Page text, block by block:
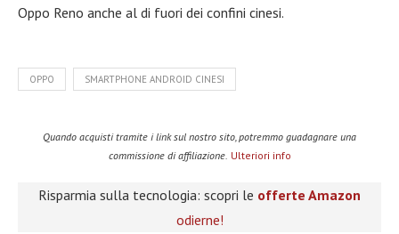
Oppo Reno anche al di fuori dei confini cinesi.
OPPO SMARTPHONE ANDROID CINESI
Quando acquisti tramite i link sul nostro sito, potremmo guadagnare una
commissione di affiliazione. Ulteriori info
Risparmia sulla tecnologia: scopri le offerte Amazon
odierne!